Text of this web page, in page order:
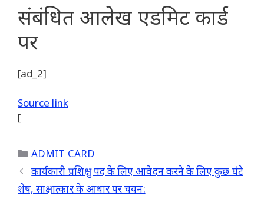
संबंधित आलेख एडमिट कार्ड
पर
[ad_2]
Source link
[
Categories
ADMIT CARD
कार्यकारी प्रशिक्षु पद के लिए आवेदन करने के लिए कुछ घंटे
शेष, साक्षात्कार के आधार पर चयन: